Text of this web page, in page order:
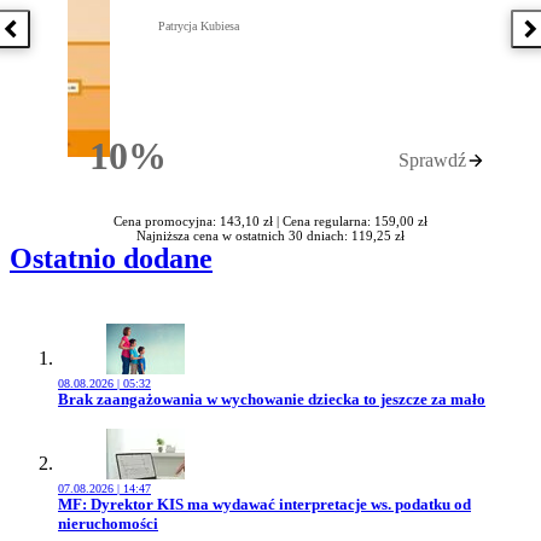
Poprzednia książka
10%Rabatu
Patrycja Kubiesa
Sprawdź
Cena promocyjna: 143,10 zł | Cena regularna: 159,00 zł
Najniższa cena w ostatnich 30 dniach: 119,25 zł
Ostatnio dodane
08.08.2026 | 05:32
Przejdź do artykułu:
Brak zaangażowania w wychowanie dziecka to jeszcze za mało
07.08.2026 | 14:47
Przejdź do artykułu:
MF: Dyrektor KIS ma wydawać interpretacje ws. podatku od
nieruchomości